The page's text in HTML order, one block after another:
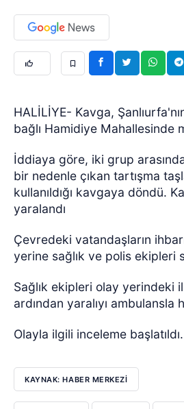
HALİLİYE- Kavga,
bağlı Hamidiye Mahallesinde
İddiaya göre, iki grup
bir nedenle çıkan tartışma
kullanıldığı kavgaya döndü.
yaralandı
Çevredeki vatandaşların
yerine sağlık ve polis ekipleri
Sağlık ekipleri olay yerindeki
ardından yaralıyı ambulansla
Olayla ilgili inceleme başlatıldı.
KAYNAK: HABER MERKEZİ